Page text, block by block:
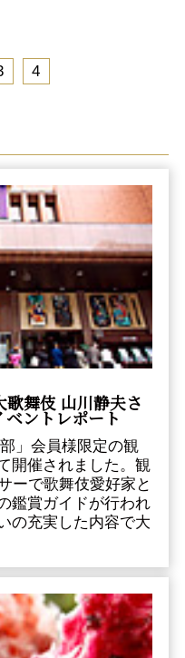
4
舞伎 山川静夫さ
ントレポート
」会員様限定の観
開催されました。観
ーで歌舞伎愛好家と
鑑賞ガイドが行われ
の充実した内容で大